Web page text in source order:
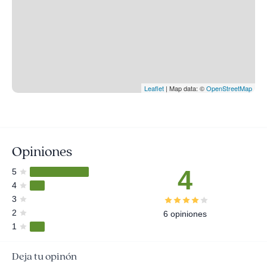
Leaflet | Map data: ©OpenStreetMap
Opiniones
5
4
3
2
1
4
6 opiniones
Deja tu opinón